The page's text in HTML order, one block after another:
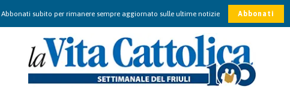
Abbonati subito per rimanere sempre aggiornato sulle ultime notizie Abbonati